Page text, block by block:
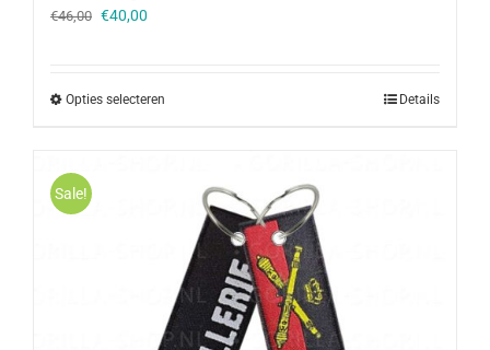
€46,00 Oorspronkelijke
€40,00
Opties selecteren Details
Sale!